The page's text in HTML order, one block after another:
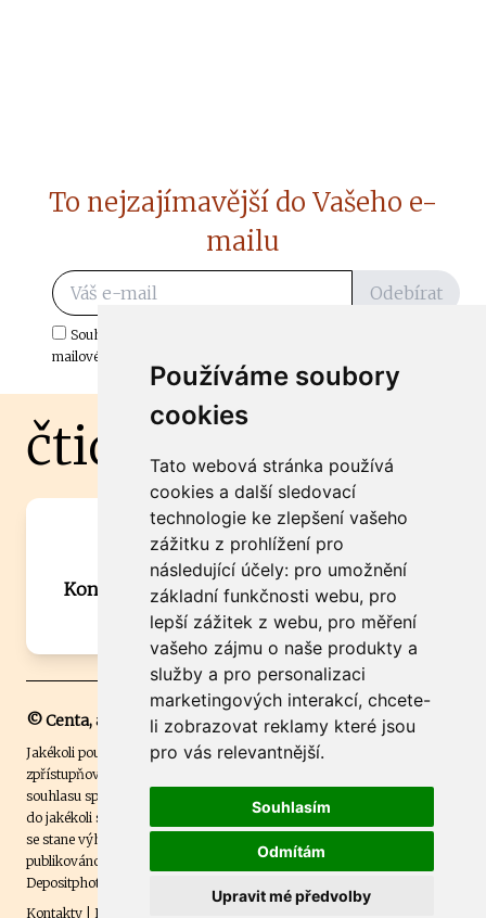
Používáme soubory
cookies
Tato webová stránka používá
cookies a další sledovací
technologie ke zlepšení vašeho
zážitku z prohlížení pro
následující účely: pro umožnění
základní funkčnosti webu, pro
lepší zážitek z webu, pro měření
vašeho zájmu o naše produkty a
služby a pro personalizaci
marketingových interakcí, chcete-
li zobrazovat reklamy které jsou
pro vás relevantnější.
Souhlasím
Odmítám
Upravit mé předvolby
To nejzajímavější do Vašeho e-
mailu
Odebírat
Souhlasím s odběrem důležitých zpráv ze ČtiDoma.cz do mé e-
mailové schránky.
čtidoma.cz
Máte zajímavou informaci? Chcete
spolupracovat?
Kontaktujte šéfredaktora Martina Chalupu:
chalupa@ctidoma.cz
© Centa, a.s.
Jakékoli použití obsahu včetně převzetí, šíření či dalšího užití a
zpřístupňování textových či obrazových materiálů bez písemného
souhlasu společnosti Centa,a.s. je zakázáno. Čtenář svým přihlášením
do jakékoli soutěže na našem webu dává souhlas s tím, že v případě, že
se stane výhercem této soutěže, může být jeho jméno na webu
publikováno. Centa, a.s. využívala licenci ČTK a využívá fotografie z
Depositphotos
Kontakty
Etický kodex